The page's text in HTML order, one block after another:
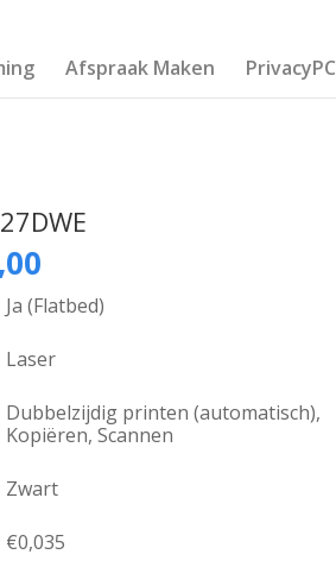
Afspraak Maken PrivacyPC
Huidige
prijs
is:
€169,00.
Ja (Flatbed)
Laser
Dubbelzijdig printen (automatisch),
Kopiëren, Scannen
Zwart
€0,035